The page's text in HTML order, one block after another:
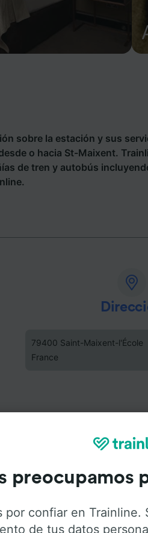
sobre la estación y sus
o hacia St-Maixent.
de tren y autobús
79400 Saint-Maixent-l'École
France
preocupamos
por confiar en Trainline.
de tus datos